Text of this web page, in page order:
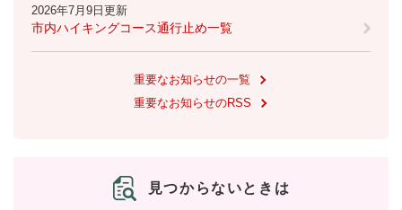
2026年7月9日更新
市内ハイキングコース通行止め一覧
重要なお知らせの一覧
重要なお知らせのRSS
見つからないときは